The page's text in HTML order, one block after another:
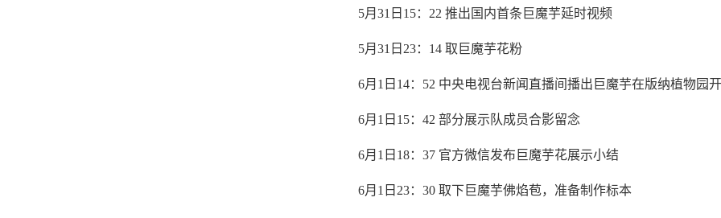
5月 31 日 15： 22 推出国内首条巨魔芋延时视频
5月 31 日 23： 14 取巨魔芋花粉
6月 1 日 14： 52 中央电视台新闻直播间播出巨魔芋在版纳植物园
6月 1 日 15： 42 部分展示队成员合影留念
6月 1 日 18： 37 官方微信发布巨魔芋花展示小结
6月 1 日 23： 30 取下巨魔芋佛焰苞，准备制作标本